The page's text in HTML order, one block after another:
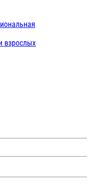
взрослых